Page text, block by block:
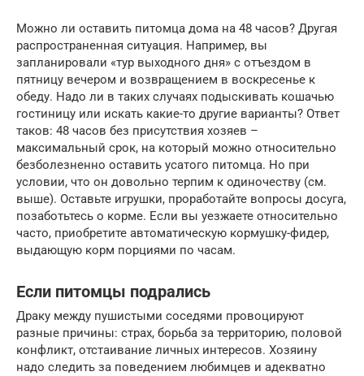
Можно ли оставить питомца дома на 48 часов? Другая
распространенная ситуация. Например, вы
запланировали «тур выходного дня» с отъездом в
пятницу вечером и возвращением в воскресенье к
обеду. Надо ли в таких случаях подыскивать кошачью
гостиницу или искать какие-то другие варианты? Ответ
таков: 48 часов без присутствия хозяев –
максимальный срок, на который можно относительно
безболезненно оставить усатого питомца. Но при
условии, что он довольно терпим к одиночеству (см.
выше). Оставьте игрушки, проработайте вопросы досуга,
позаботьтесь о корме. Если вы уезжаете относительно
часто, приобретите автоматическую кормушку-фидер,
выдающую корм порциями по часам.
Если питомцы подрались
Драку между пушистыми соседями провоцируют
разные причины: страх, борьба за территорию, половой
конфликт, отстаивание личных интересов. Хозяину
надо следить за поведением любимцев и адекватно